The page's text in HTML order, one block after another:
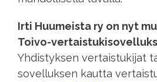
Irti Huumeista ry on nyt
Toivo-
Yhdistyksen vertaistukijat
sovelluksen kautta